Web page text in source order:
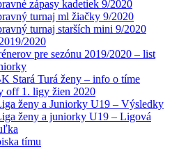
zápasy kadetiek 9/2020
turnaj ml žiačky 9/2020
turnaj starších mini 9/2020
2020
pre sezónu 2019/2020 – list
Stará Turá ženy – info o tíme
off 1. ligy žien 2020
ženy a Juniorky U19 – Výsledky
ženy a juniorky U19 – Ligová
tímu